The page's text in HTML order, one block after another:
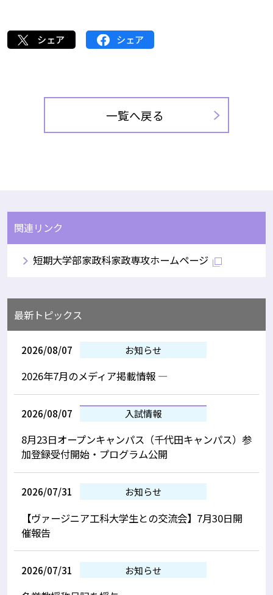
シェア シェア
一覧へ戻る
関連リンク
短期大学部家政科家政専攻ホームページ
最新トピックス
2026/08/07 お知らせ
2026年7月のメディア掲載情報 —
2026/08/07 入試情報
8月23日オープンキャンパス（千代田キャンパス）参
加登録受付開始・プログラム公開
2026/07/31 お知らせ
【ヴァージニア工科大学生との交流会】7月30日開
催報告
2026/07/31 お知らせ